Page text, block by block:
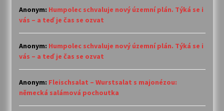
Anonym: Humpolec schvaluje nový územní plán. Týká se i
vás – a teď je čas se ozvat
Anonym: Humpolec schvaluje nový územní plán. Týká se i
vás – a teď je čas se ozvat
Anonym: Fleischsalat – Wurstsalat s majonézou:
německá salámová pochoutka